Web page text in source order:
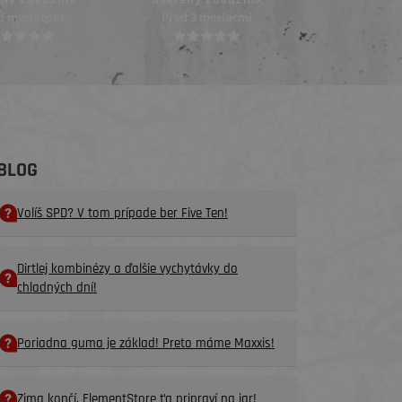
3 mesiacmi
Volíš SPD? V tom prípade ber Five Ten!
Dirtlej kombinézy a ďalšie vychytávky do
chladných dní!
Poriadna guma je základ! Preto máme Maxxis!